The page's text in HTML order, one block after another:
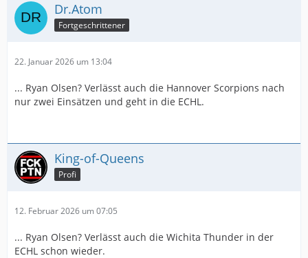
Dr.Atom
Fortgeschrittener
22. Januar 2026 um 13:04
... Ryan Olsen? Verlässt auch die Hannover Scorpions nach
nur zwei Einsätzen und geht in die ECHL.
King-of-Queens
Profi
12. Februar 2026 um 07:05
... Ryan Olsen? Verlässt auch die Wichita Thunder in der
ECHL schon wieder.